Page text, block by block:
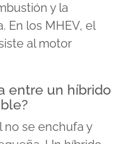
y la
En los MHEV, el
al motor
entre un híbrido
no se enchufa y